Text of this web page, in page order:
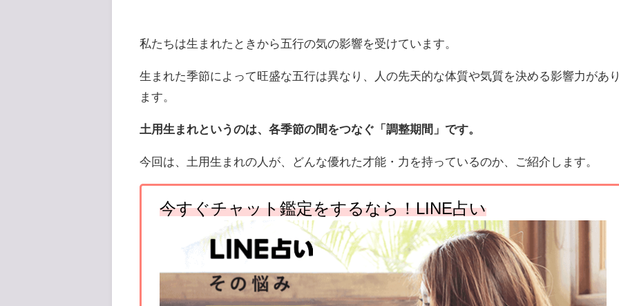
私たちは生まれたときから五行の気の影響を受けています。
生まれた季節によって旺盛な五行は異なり、人の先天的な体質や気質を決める影響力があり
ます。
土用生まれというのは、各季節の間をつなぐ「調整期間」です。
今回は、土用生まれの人が、どんな優れた才能・力を持っているのか、ご紹介します。
今すぐチャット鑑定をするなら！LINE占い